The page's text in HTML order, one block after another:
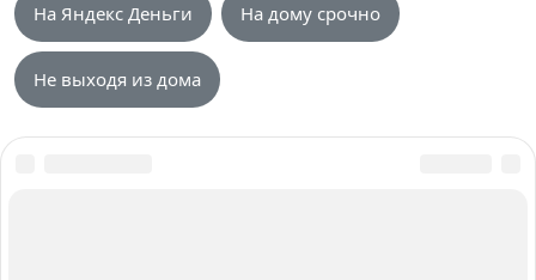
На Яндекс Деньги На дому срочно
Не выходя из дома